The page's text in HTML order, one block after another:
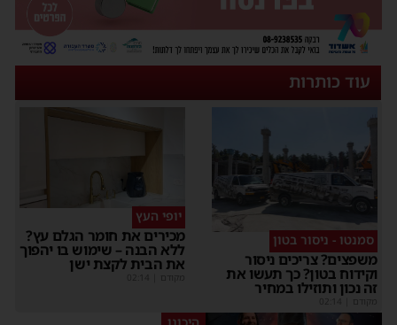
עוד כותרות
סמנטו - ניסור בטון
משפצים? צריכים ניסור
וקידוח בטון? כך תעשו את
זה נכון ותוזילו במחיר
יופי העץ
מכירים את חומר הגלם עץ?
ללא הבנה – שימוש בו יהפוך
את הבית לקצת ישן
היכונו